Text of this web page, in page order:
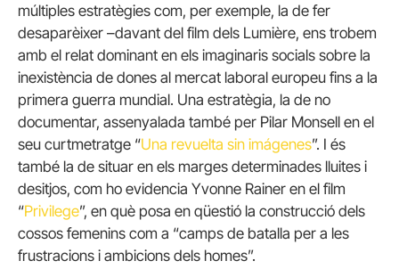
múltiples estratègies com, per exemple, la de fer
desaparèixer –davant del film dels Lumière, ens trobem
amb el relat dominant en els imaginaris socials sobre la
inexistència de dones al mercat laboral europeu fins a la
primera guerra mundial. Una estratègia, la de no
documentar, assenyalada també per Pilar Monsell en el
seu curtmetratge “Una revuelta sin imágenes”. I és
també la de situar en els marges determinades lluites i
desitjos, com ho evidencia Yvonne Rainer en el film
“Privilege”, en què posa en qüestió la construcció dels
cossos femenins com a “camps de batalla per a les
frustracions i ambicions dels homes”.